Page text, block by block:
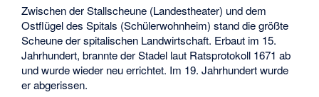
Zwischen der Stallscheune (Landestheater) und dem
Ostflügel des Spitals (Schülerwohnheim) stand die größte
Scheune der spitalischen Landwirtschaft. Erbaut im 15.
Jahrhundert, brannte der Stadel laut Ratsprotokoll 1671 ab
und wurde wieder neu errichtet. Im 19. Jahrhundert wurde
er abgerissen.